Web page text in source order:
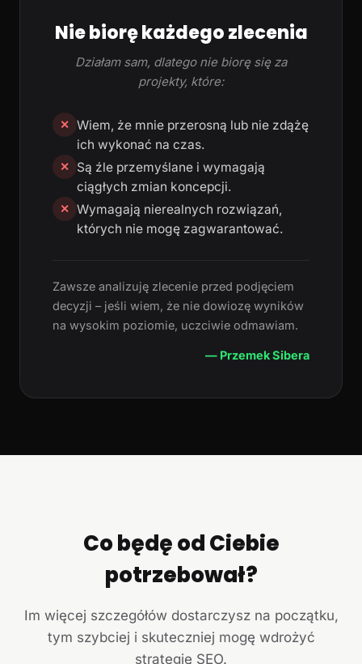
Nie biorę każdego zlecenia
Działam sam, dlatego nie biorę się za
projekty, które:
✕ Wiem, że mnie przerosną lub nie zdążę
ich wykonać na czas.
✕
Są źle przemyślane i wymagają
ciągłych zmian koncepcji.
✕ Wymagają nierealnych rozwiązań,
których nie mogę zagwarantować.
Zawsze analizuję zlecenie przed podjęciem
decyzji – jeśli wiem, że nie dowiozę wyników
na wysokim poziomie, uczciwie odmawiam.
— Przemek Sibera
Co będę od Ciebie
potrzebował?
Im więcej szczegółów dostarczysz na początku,
tym szybciej i skuteczniej mogę wdrożyć
strategię SEO.